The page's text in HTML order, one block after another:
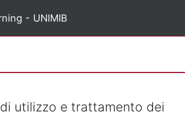
- UNIMIB
utilizzo e trattamento dei